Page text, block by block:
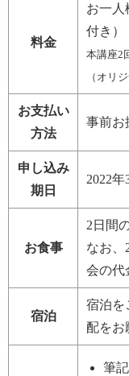
料金
お一人
付き）
本講座2
（オリ
お支払い
方法
事前お
申し込み
期日
2022年
お食事
2日間
なお、
会の代
宿泊
宿泊を
配をお
筆